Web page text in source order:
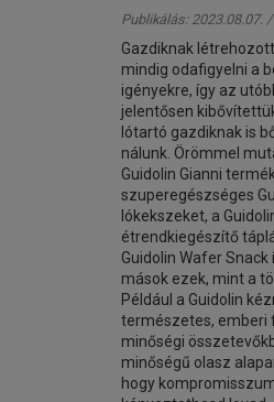
Publikálás: 2023.08.07.
Gazdiknak
mindig odafigyelni a
igényekre, így az
jelentősen
lótartó gazdiknak is
nálunk. Örömmel
Guidolin Gianni
szuperegészséges
lókekszeket, a
étrendkiegészítő
Guidolin Wafer
mások ezek, mint a
Például a Guidolin
természetes, emberi
minőségi
minőségű olasz
hogy